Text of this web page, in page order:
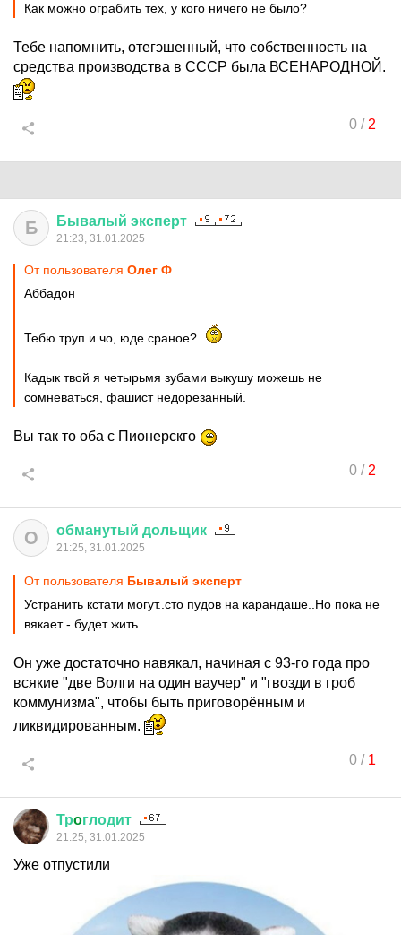
Как можно ограбить тех, у кого ничего не было?
Тебе напомнить, отегэшенный, что собственность на
средства производства в СССР была ВСЕНАРОДНОЙ.
0/ 2
Б Бывалый эксперт
21:23, 31.01.2025
От пользователя Олег Ф
Аббадон
Тебю труп и чо, юде сраное?
Кадык твой я четырьмя зубами выкушу можешь не
сомневаться, фашист недорезанный.
Вы так то оба с Пионерскго
0/ 2
О обманутый дольщик
21:25, 31.01.2025
От пользователя Бывалый эксперт
Устранить кстати могут..сто пудов на карандаше..Но пока не
вякает - будет жить
Он уже достаточно навякал, начиная с 93-го года про
всякие "две Волги на один ваучер" и "гвозди в гроб
коммунизма", чтобы быть приговорённым и
ликвидированным.
0/ 1
Трoглодит
21:25, 31.01.2025
Уже отпустили